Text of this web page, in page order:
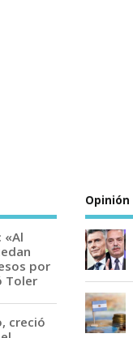
«Al
por
Toler
creció
Opinión